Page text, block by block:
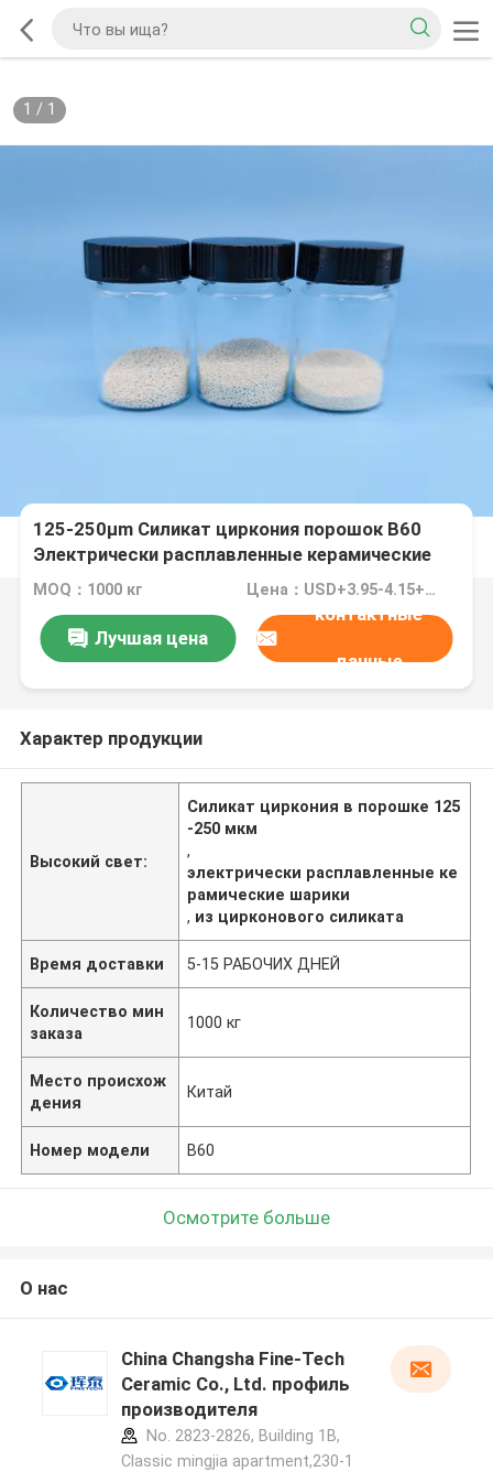
1 / 1
125-250μm Силикат циркония порошок B60
Электрически расплавленные керамические
шарики для очистки
MOQ：1000 кг Цена：USD+3.95-4.15+Kg
Лучшая цена
контактные
данные
Характер продукции
Высокий свет:
Силикат циркония в порошке 125
-250 мкм
,
электрически расплавленные ке
рамические шарики
, из цирконового силиката
Время доставки 5-15 РАБОЧИХ ДНЕЙ
Количество мин
заказа
1000 кг
Место происхож
дения
Китай
Номер модели B60
Осмотрите больше
О нас
China Changsha Fine-Tech
Ceramic Co., Ltd. профиль
производителя
No. 2823-2826, Building 1B,
Classic mingjia apartment,230-1